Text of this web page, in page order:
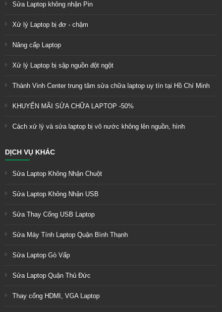
Sửa Laptop không nhận Pin
Xử lý Laptop bị đơ - chậm
Nâng cấp Laptop
Xử lý Laptop bị sập nguồn đột ngột
Thành Vinh Center trung tâm sửa chữa laptop uy tín tại Hồ Chí Minh
KHUYẾN MÃI SỬA CHỮA LAPTOP -50%
Cách xử lý và sửa laptop bị vô nước không lên nguồn, hình
DỊCH VỤ KHÁC
Sửa Laptop Không Nhận Chuột
Sửa Laptop Không Nhận USB
Sửa Thay Cổng USB Laptop
Sửa Máy Tính Laptop Quận Bình Thạnh
Sửa Laptop Gò Vấp
Sửa Laptop Quận Thủ Đức
Thay cổng HDMI, VGA Laptop